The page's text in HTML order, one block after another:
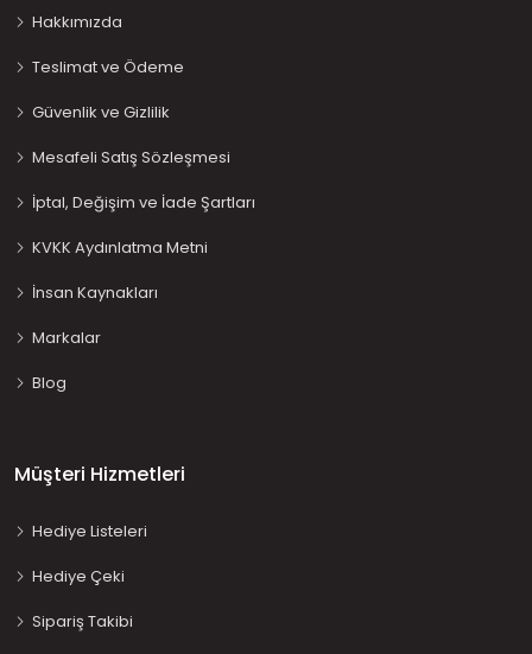
Hakkımızda
Teslimat ve Ödeme
Güvenlik ve Gizlilik
Mesafeli Satış Sözleşmesi
İptal, Değişim ve İade Şartları
KVKK Aydınlatma Metni
İnsan Kaynakları
Markalar
Blog
Müşteri Hizmetleri
Hediye Listeleri
Hediye Çeki
Sipariş Takibi